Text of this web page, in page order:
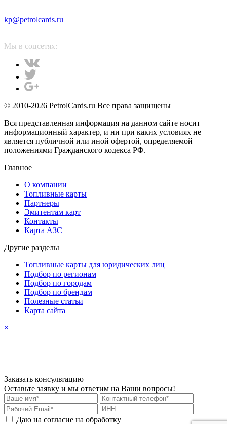
kp@petrolcards.ru
Мы в соцсетях:
© 2010-2026 PetrolCards.ru Все права защищены
Вся представленная информация на данном сайте носит
информационный характер, и ни при каких условиях не
является публичной или иной офертой, определяемой
положениями Гражданского кодекса РФ.
Главное
О компании
Топливные карты
Партнеры
Эмитентам карт
Контакты
Карта АЗС
Другие разделы
Топливные карты для юридических лиц
Подбор по регионам
Подбор по городам
Подбор по брендам
Полезные статьи
Карта сайта
×
Заказать консультацию
Оставьте заявку и мы ответим на Ваши вопросы!
Даю на согласие на обработку персональных данных